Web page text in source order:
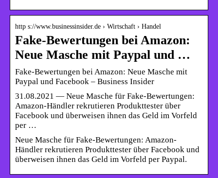
http s://www.businessinsider.de › Wirtschaft › Handel
Fake-Bewertungen bei Amazon:
Neue Masche mit Paypal und …
Fake-Bewertungen bei Amazon: Neue Masche mit
Paypal und Facebook – Business Insider
31.08.2021 — Neue Masche für Fake-Bewertungen:
Amazon-Händler rekrutieren Produkttester über
Facebook und überweisen ihnen das Geld im Vorfeld
per …
Neue Masche für Fake-Bewertungen: Amazon-
Händler rekrutieren Produkttester über Facebook und
überweisen ihnen das Geld im Vorfeld per Paypal.